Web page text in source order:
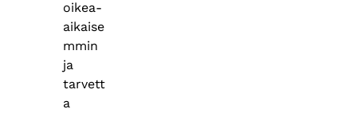
oikea-
aikaise
mmin
ja
tarvett
a